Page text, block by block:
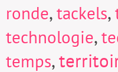
ronde,tackels,
technologie,
temps,